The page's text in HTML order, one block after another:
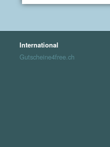
International
Gutscheine4free.ch